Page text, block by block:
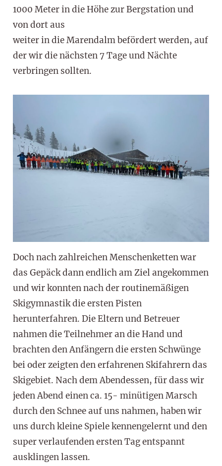
1000 Meter in die Höhe zur Bergstation und
von dort aus
weiter in die Marendalm befördert werden, auf
der wir die nächsten 7 Tage und Nächte
verbringen sollten.
Doch nach zahlreichen Menschenketten war
das Gepäck dann endlich am Ziel angekommen
und wir konnten nach der routinemäßigen
Skigymnastik die ersten Pisten
herunterfahren. Die Eltern und Betreuer
nahmen die Teilnehmer an die Hand und
brachten den Anfängern die ersten Schwünge
bei oder zeigten den erfahrenen Skifahrern das
Skigebiet. Nach dem Abendessen, für dass wir
jeden Abend einen ca. 15- minütigen Marsch
durch den Schnee auf uns nahmen, haben wir
uns durch kleine Spiele kennengelernt und den
super verlaufenden ersten Tag entspannt
ausklingen lassen.